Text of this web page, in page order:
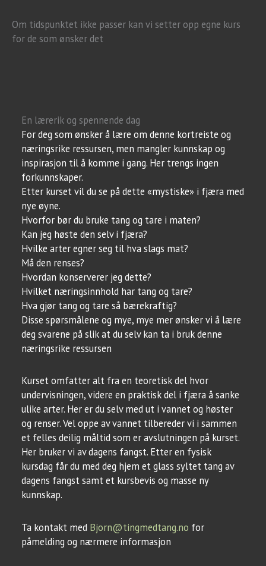
Om tidspunktet ikke passer kan vi setter opp egne kurs
for de som ønsker det
En lærerik og spennende dag
For deg som ønsker å lære om denne kortreiste og
næringsrike ressursen, men mangler kunnskap og
inspirasjon til å komme i gang. Her trengs ingen
forkunnskaper.
Etter kurset vil du se på dette «mystiske» i fjæra med
nye øyne.
Hvorfor bør du bruke tang og tare i maten?
Kan jeg høste den selv i fjæra?
Hvilke arter egner seg til hva slags mat?
Må den renses?
Hvordan konserverer jeg dette?
Hvilket næringsinnhold har tang og tare?
Hva gjør tang og tare så bærekraftig?
Disse spørsmålene og mye, mye mer ønsker vi å lære
deg svarene på slik at du selv kan ta i bruk denne
næringsrike ressursen
Kurset omfatter alt fra en teoretisk del hvor
undervisningen, videre en praktisk del i fjæra å sanke
ulike arter. Her er du selv med ut i vannet og høster
og renser. Vel oppe av vannet tilbereder vi i sammen
et felles deilig måltid som er avslutningen på kurset.
Her bruker vi av dagens fangst. Etter en fysisk
kursdag får du med deg hjem et glass syltet tang av
dagens fangst samt et kursbevis og masse ny
kunnskap.
Ta kontakt med Bjorn@tingmedtang.no for
påmelding og nærmere informasjon